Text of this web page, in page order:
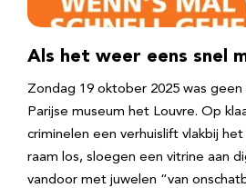
Als het weer eens snel
Zondag 19 oktober 2025 was
Parijse museum het Louvre. Op
criminelen een verhuislift vlakbij
raam los, sloegen een vitrine aan
vandoor met juwelen “van